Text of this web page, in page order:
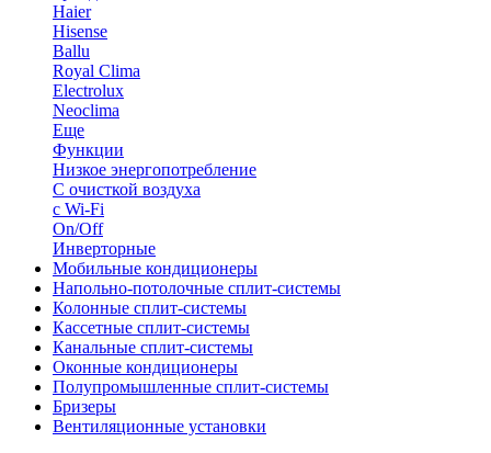
Haier
Hisense
Ballu
Royal Clima
Electrolux
Neoclima
Еще
Функции
Низкое энергопотребление
С очисткой воздуха
с Wi-Fi
On/Off
Инверторные
Мобильные кондиционеры
Напольно-потолоч​ные ​сплит-системы
Колонные ​​сплит-системы
Кассетные сплит-системы
Канальные сплит-системы
Оконные кондиционеры
Полупромышленные сплит-системы
Бризеры
Вентиляционные установки